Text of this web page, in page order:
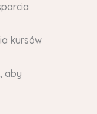
kursów
aby